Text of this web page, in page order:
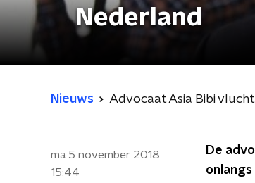
Nederland
Nieuws Advocaat Asia Bibi
ma 5 november 2018
15:44
De